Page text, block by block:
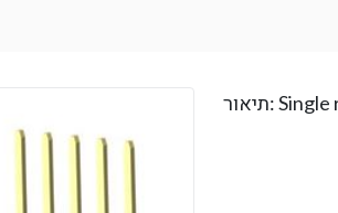
תיאור:Single